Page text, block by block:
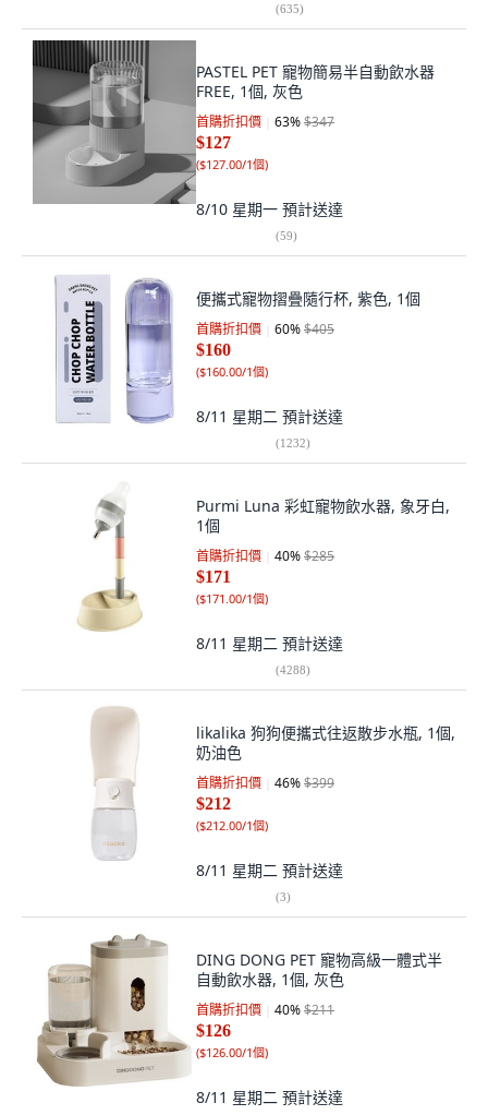
(635)
PASTEL PET 寵物簡易半自動飲水器
FREE, 1個, 灰色
首購折扣價 63%$347
$127
($127.00/1個)
8/10 星期一 預計送達
(59)
便攜式寵物摺疊隨行杯, 紫色, 1個
首購折扣價 60%$405
$160
($160.00/1個)
8/11 星期二 預計送達
(1232)
Purmi Luna 彩虹寵物飲水器, 象牙白,
1個
首購折扣價 40%$285
$171
($171.00/1個)
8/11 星期二 預計送達
(4288)
likalika 狗狗便攜式往返散步水瓶, 1個,
奶油色
首購折扣價 46%$399
$212
($212.00/1個)
8/11 星期二 預計送達
(3)
DING DONG PET 寵物高級一體式半
自動飲水器, 1個, 灰色
首購折扣價 40%$211
$126
($126.00/1個)
8/11 星期二 預計送達